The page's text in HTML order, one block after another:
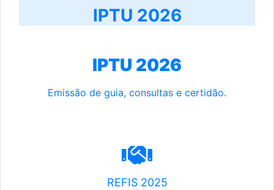
IPTU 2026
IPTU 2026
Emissão de guia, consultas e certidão.
REFIS 2025